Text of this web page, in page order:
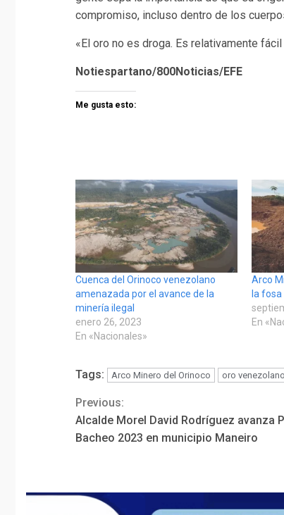
compromiso, incluso dentro de los
«El oro no es droga. Es relativamente
Notiespartano/800Noticias/EFE
Me gusta esto:
Cuenca del Orinoco venezolano
amenazada por el avance de la
minería ilegal
enero 26, 2023
En «Nacionales»
Arco
la
En
Tags: Arco Minero del Orinoco oro venezolano
Continue
Reading
Previous:
Alcalde Morel David Rodríguez avanza
Bacheo 2023 en municipio Maneiro